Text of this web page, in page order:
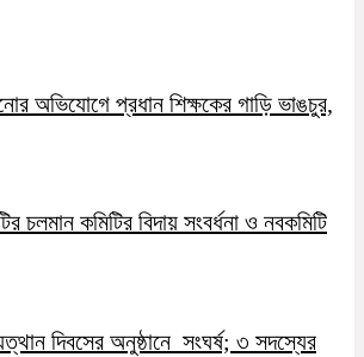
অভিযোগে প্রধান শিক্ষকের গাড়ি ভাঙচুর,
চলমান কমিটির বিদায় সংবর্ধনা ও নবকমিটি
দিবসের অনুষ্ঠানে সংঘর্ষ; ৩ সদস্যের